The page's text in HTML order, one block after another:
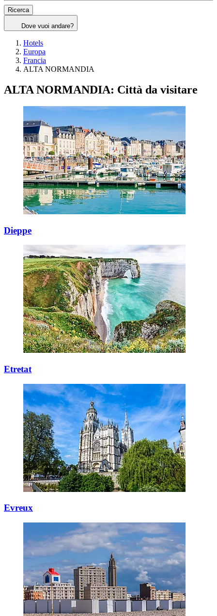
Ricerca
Dove vuoi andare?
Hotels
Europa
Francia
ALTA NORMANDIA
ALTA NORMANDIA: Città da visitare
Dieppe
Etretat
Evreux